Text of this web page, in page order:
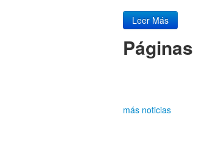
Leer Más
Páginas
más noticias